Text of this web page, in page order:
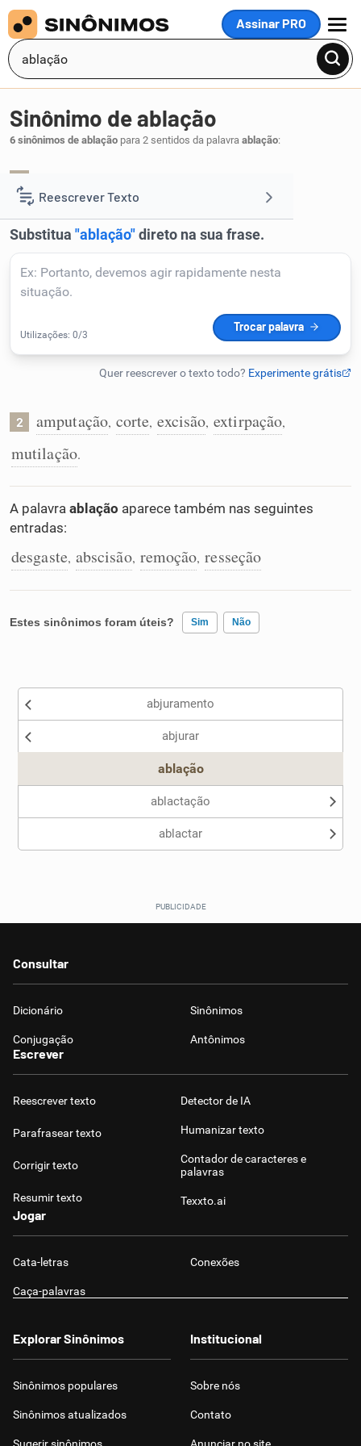
Assinar PRO
MENU
Reescrever Texto
Resumir Texto
Corrigir Texto
Detector de IA
Humanizador de IA
Cata-letras
Conexões
Caça-palavras
Sinônimo de ablação
6 sinônimos de ablação para 2 sentidos da palavra ablação:
2 amputação, corte, excisão, extirpação,
mutilação.
A palavra ablação aparece também nas seguintes
entradas:
desgaste, abscisão, remoção, resseção
Estes sinônimos foram úteis? Sim Não
Nenhum dos sinônimos apresentados me ajudou
abjuramento
abjurar
ablação
ablactação
ablactar
Consultar
Dicionário Sinônimos
Conjugação Antônimos
Escrever
Reescrever texto
Parafrasear texto
Corrigir texto
Resumir texto
Detector de IA
Humanizar texto
Contador de caracteres e
palavras
Texxto.ai
Jogar
Cata-letras Conexões
Caça-palavras
Explorar Sinônimos
Sinônimos populares
Sinônimos atualizados
Institucional
Sobre nós
Contato